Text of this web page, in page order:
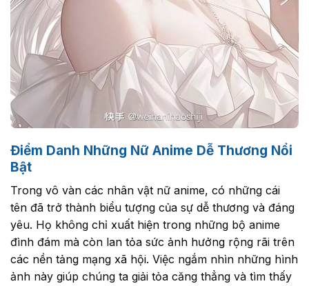
Điểm Danh Những Nữ Anime Dễ Thương Nổi
Bật
Trong vô vàn các nhân vật nữ anime, có những cái
tên đã trở thành biểu tượng của sự dễ thương và đáng
yêu. Họ không chỉ xuất hiện trong những bộ anime
đình đám mà còn lan tỏa sức ảnh hưởng rộng rãi trên
các nền tảng mạng xã hội. Việc ngắm nhìn những hình
ảnh này giúp chúng ta giải tỏa căng thẳng và tìm thấy